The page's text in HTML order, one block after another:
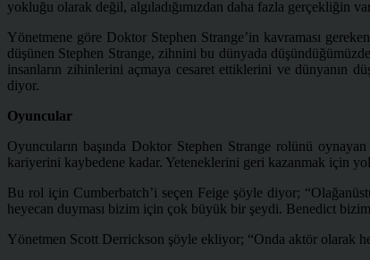
yokluğu olarak değil, algıladığımızdan daha fazla gerçekliğin
Yönetmene göre Doktor Stephen Strange’in kavraması
düşünen Stephen Strange, zihnini bu dünyada
insanların zihinlerini açmaya cesaret ettiklerini ve dünyanın
diyor.
Oyuncular
Oyuncuların başında Doktor Stephen Strange rolünü oynayan
kariyerini kaybedene kadar. Yeteneklerini geri kazanmak için
Bu rol için Cumberbatch’i seçen Feige şöyle diyor;
heyecan duyması bizim için çok büyük bir şeydi. Benedict
Yönetmen Scott Derrickson şöyle ekliyor; “Onda aktör olarak